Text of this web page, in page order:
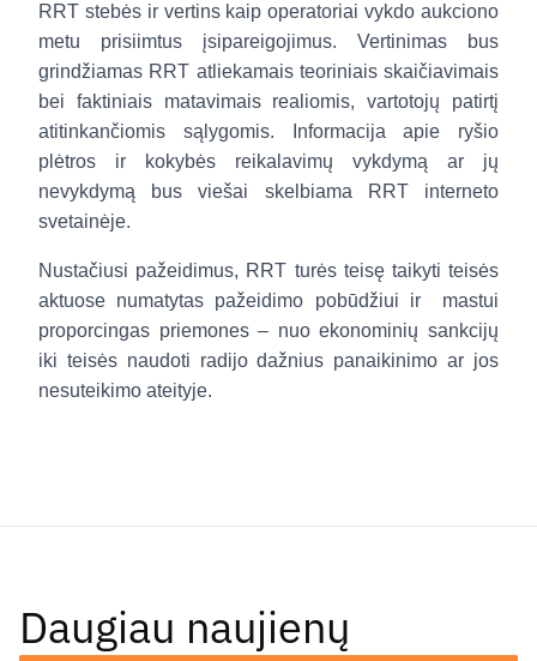
RRT stebės ir vertins kaip operatoriai vykdo aukciono
metu prisiimtus įsipareigojimus. Vertinimas bus
grindžiamas RRT atliekamais teoriniais skaičiavimais
bei faktiniais matavimais realiomis, vartotojų patirtį
atitinkančiomis sąlygomis. Informacija apie ryšio
plėtros ir kokybės reikalavimų vykdymą ar jų
nevykdymą bus viešai skelbiama RRT interneto
svetainėje.
Nustačiusi pažeidimus, RRT turės teisę taikyti teisės
aktuose numatytas pažeidimo pobūdžiui ir
mastui
proporcingas priemones – nuo ekonominių sankcijų
iki teisės naudoti radijo dažnius panaikinimo ar jos
nesuteikimo ateityje.
Daugiau naujienų